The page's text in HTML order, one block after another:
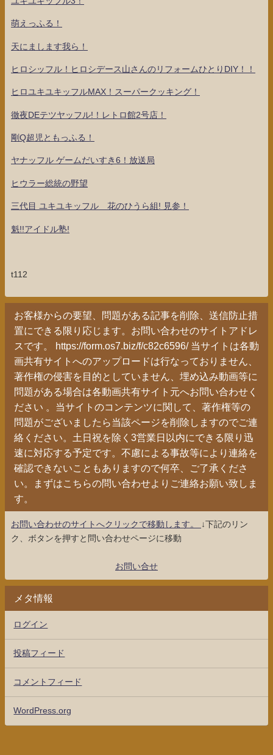
萌えっふる！
天にまします我ら！
ヒロシッフル！ヒロシデース山さんのリフォームひとりDIY！！
ヒロユキユキッフルMAX！スーパークッキング！
徹夜DEテツヤッフル!！レトロ館2号店！
剛Q超児ともっふる！
ヤナッフル ゲームだいすき6！放送局
ヒウラー総統の野望
三代目 ユキユキッフル 花のひうら組! 見参！
魁!!アイドル塾!
t112
お客様からの要望、問題がある記事を削除、送信防止措
置にできる限り応じます。お問い合わせのサイトアドレ
スです。 https://form.os7.biz/f/c82c6596/ 当サイトは各動
画共有サイトへのアップロードは行なっておりません、
著作権の侵害を目的としていません、埋め込み動画等に
問題がある場合は各動画共有サイト元へお問い合わせく
ださい 。当サイトのコンテンツに関して、著作権等の
問題がございましたら当該ページを削除しますのでご連
絡ください。土日祝を除く3営業日以内にできる限り迅
速に対応する予定です。不慮による事故等により連絡を
確認できないこともありますので何卒、ご了承くださ
い。まずはこちらの問い合わせよりご連絡お願い致しま
す。
お問い合わせのサイトへクリックで移動します。
↓下記のリン
ク、ボタンを押すと問い合わせページに移動
お問い合せ
メタ情報
ログイン
投稿フィード
コメントフィード
WordPress.org